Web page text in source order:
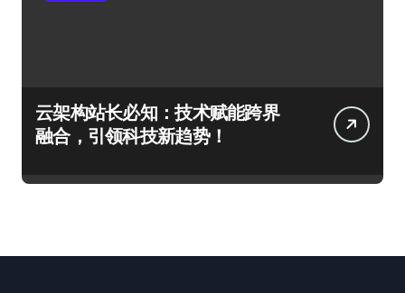
云架构站长必知：技术赋能跨界
融合，引领科技新趋势！